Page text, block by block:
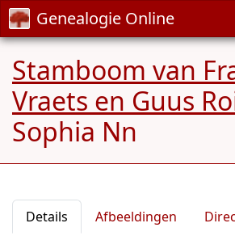
Genealogie Online
Stamboom van
Vraets en Guus
Sophia Nn
Details Afbeeldingen